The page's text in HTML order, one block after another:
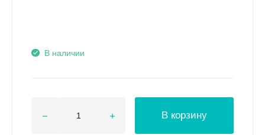
В наличии
В корзину